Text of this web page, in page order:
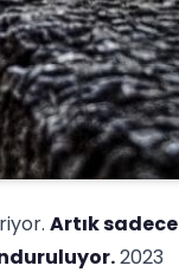
Artık sadece
2023